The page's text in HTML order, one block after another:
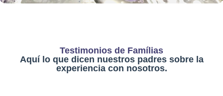
Testimonios de Famílias
Aquí lo que dicen nuestros padres sobre la
experiencia con nosotros.